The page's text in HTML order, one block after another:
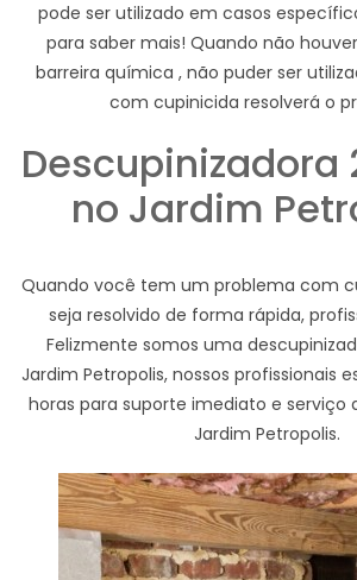
pode ser utilizado em casos
para saber mais! Quando não
barreira química , não puder ser
com cupinicida resolverá o
Descupinizadora
no Jardim
Quando você tem um problema com
seja resolvido de forma rápida,
Felizmente somos uma
Jardim Petropolis, nossos profissionais
horas para suporte imediato e serviço
Jardim Petropolis.